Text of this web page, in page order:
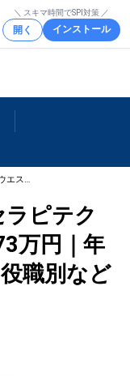
＼ スキマ時間でSPI対策 ／
開く インストール
【デ・ウエスタン・セラピテクス研究所】平均年収573万円｜年収推移・業界・年代・役職別など徹底解説！
ラピテク
万円｜年
職別など